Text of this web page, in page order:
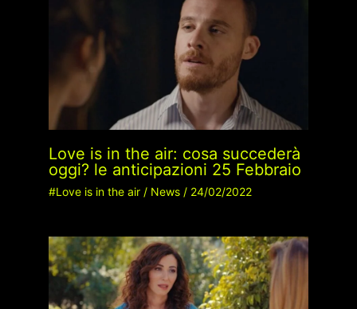
Love is in the air: cosa succederà
oggi? le anticipazioni 25 Febbraio
#Love is in the air/ News/ 24/02/2022